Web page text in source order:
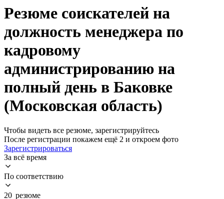
Резюме соискателей на
должность менеджера по
кадровому
администрированию на
полный день в Баковке
(Московская область)
Чтобы видеть все резюме, зарегистрируйтесь
После регистрации покажем ещё 2 и откроем фото
Зарегистрироваться
За всё время
По соответствию
20 резюме